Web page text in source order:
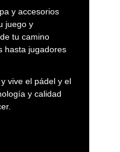
y accesorios
juego y
tu camino
hasta jugadores
vive el pádel y el
y calidad